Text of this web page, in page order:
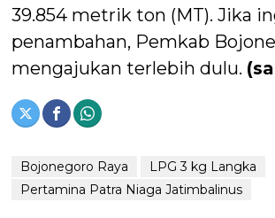
39.854 metrik ton (MT). Jika
penambahan, Pemkab
mengajukan terlebih dulu.
Bojonegoro Raya
LPG 3 kg Langka
Pertamina Patra Niaga Jatimbalinus